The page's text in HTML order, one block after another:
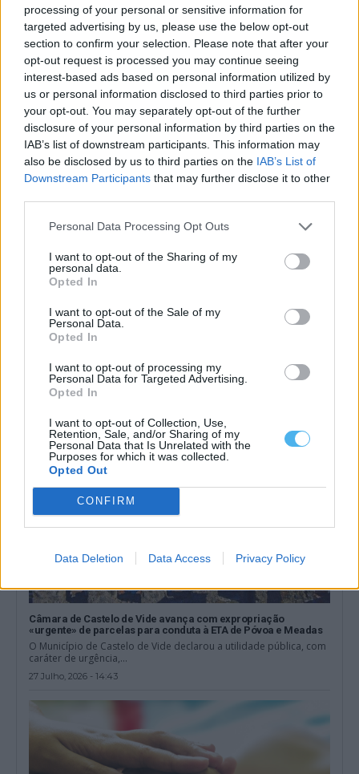
processing of your personal or sensitive information for
targeted advertising by us, please use the below opt-out
section to confirm your selection. Please note that after your
opt-out request is processed you may continue seeing
interest-based ads based on personal information utilized by
us or personal information disclosed to third parties prior to
your opt-out. You may separately opt-out of the further
disclosure of your personal information by third parties on the
IAB’s list of downstream participants. This information may
also be disclosed by us to third parties on the IAB’s List of
Downstream Participants that may further disclose it to other
Personal Data Processing Opt Outs
I want to opt-out of the Sharing of my
personal data.
Opted In
I want to opt-out of the Sale of my
Personal Data.
Opted In
I want to opt-out of processing my
Personal Data for Targeted Advertising.
Opted In
I want to opt-out of Collection, Use,
Retention, Sale, and/or Sharing of my
Personal Data that Is Unrelated with the
Purposes for which it was collected.
Opted Out
CONFIRM
Data Deletion Data Access Privacy Policy
Governo designa nova comissão de cogestão do Parque
Natural da Serra de São Mamede
O Governo designou a nova comissão de cogestão do Parque
Natural da Serra de...
28 Julho, 2026 - 14:05
Não são poeiras do deserto: fumo dos incêndios em Espanha
chega ao Alentejo
em vários pontos do Alentejo não...
27 Julho, 2026 - 16:58
Câmara de Castelo de Vide avança com expropriação
«urgente» de parcelas para conduta à ETA de Póvoa e Meadas
O Município de Castelo de Vide declarou a utilidade pública, com
caráter de urgência,...
27 Julho, 2026 - 14:43